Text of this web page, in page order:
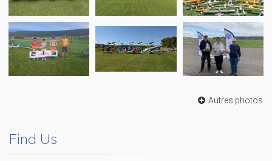
Autres photos
Find Us